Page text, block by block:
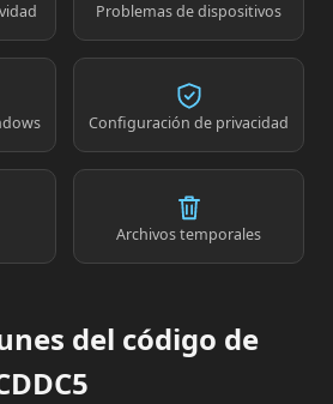
Problemas de dispositivos
Configuración de privacidad
Archivos temporales
del código de